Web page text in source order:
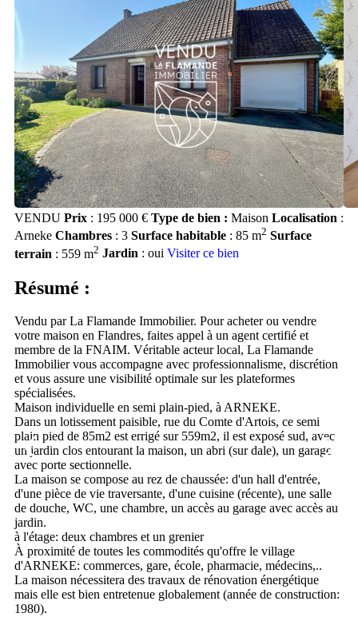
VENDU Prix : 195 000 € Type de bien : Maison Localisation :
Arneke Chambres : 3 Surface habitable : 85 m2 Surface
terrain : 559 m2 Jardin : oui Visiter ce bien
Résumé :
Vendu par La Flamande Immobilier. Pour acheter ou vendre
votre maison en Flandres, faites appel à un agent certifié et
membre de la FNAIM. Véritable acteur local, La Flamande
Immobilier vous accompagne avec professionnalisme, discrétion
et vous assure une visibilité optimale sur les plateformes
spécialisées.
Maison individuelle en semi plain-pied, à ARNEKE.
Dans un lotissement paisible, rue du Comte d'Artois, ce semi
plain pied de 85m2 est errigé sur 559m2, il est exposé sud, avec
un jardin clos entourant la maison, un abri (sur dale), un garage
avec porte sectionnelle.
La maison se compose au rez de chaussée: d'un hall d'entrée,
d'une pièce de vie traversante, d'une cuisine (récente), une salle
de douche, WC, une chambre, un accès au garage avec accès au
jardin.
à l'étage: deux chambres et un grenier
À proximité de toutes les commodités qu'offre le village
d'ARNEKE: commerces, gare, école, pharmacie, médecins,..
La maison nécessitera des travaux de rénovation énergétique
mais elle est bien entretenue globalement (année de construction:
1980).